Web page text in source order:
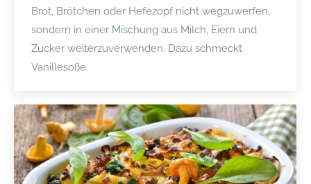
Brot, Brötchen oder Hefezopf nicht wegzuwerfen,
sondern in einer Mischung aus Milch, Eiern und
Zucker weiterzuverwenden. Dazu schmeckt
Vanillesoße.